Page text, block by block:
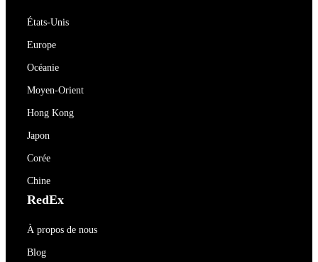
États-Unis
Europe
Océanie
Moyen-Orient
Hong Kong
Japon
Corée
Chine
RedEx
À propos de nous
Blog